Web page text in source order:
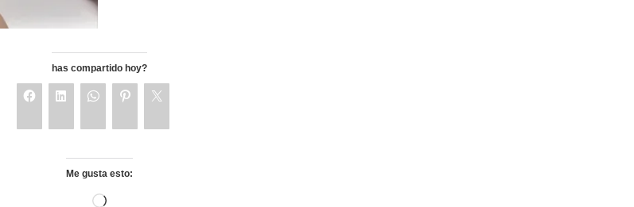
has compartido hoy?
Me gusta esto: